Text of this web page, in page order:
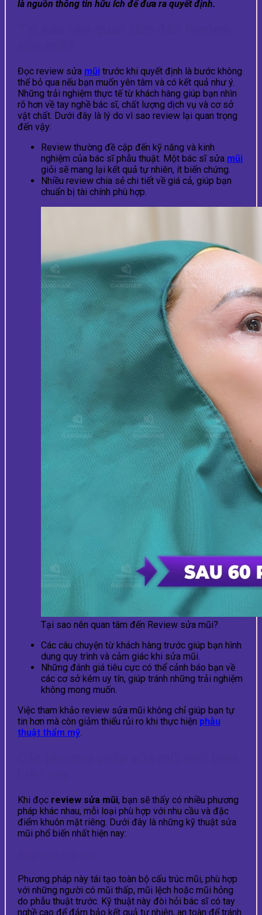
là nguồn thông tin hữu ích để đưa ra quyết định.
Đọc review sửa mũi trước khi quyết định là bước không
thể bỏ qua nếu bạn muốn yên tâm và có kết quả như ý.
Những trải nghiệm thực tế từ khách hàng giúp bạn nhìn
rõ hơn về tay nghề bác sĩ, chất lượng dịch vụ và cơ sở
vật chất. Dưới đây là lý do vì sao review lại quan trọng
đến vậy:
Review thường đề cập đến kỹ năng và kinh
nghiệm của bác sĩ phẫu thuật. Một bác sĩ sửa mũi
giỏi sẽ mang lại kết quả tự nhiên, ít biến chứng.
Nhiều review chia sẻ chi tiết về giá cả, giúp bạn
chuẩn bị tài chính phù hợp.
Tại sao nên quan tâm đến Review sửa mũi?
Các câu chuyện từ khách hàng trước giúp bạn hình
dung quy trình và cảm giác khi sửa mũi.
Những đánh giá tiêu cực có thể cảnh báo bạn về
các cơ sở kém uy tín, giúp tránh những trải nghiệm
không mong muốn.
Việc tham khảo review sửa mũi không chỉ giúp bạn tự
tin hơn mà còn giảm thiểu rủi ro khi thực hiện phẫu
thuật thẩm mỹ
Khi đọc review sửa mũi, bạn sẽ thấy có nhiều phương
pháp khác nhau, mỗi loại phù hợp với nhu cầu và đặc
điểm khuôn mặt riêng. Dưới đây là những kỹ thuật sửa
mũi phổ biến nhất hiện nay:
Phương pháp này tái tạo toàn bộ cấu trúc mũi, phù hợp
với những người có mũi thấp, mũi lệch hoặc mũi hỏng
do phẫu thuật trước. Kỹ thuật này đòi hỏi bác sĩ có tay
nghề cao để đảm bảo kết quả tự nhiên, an toàn để tránh